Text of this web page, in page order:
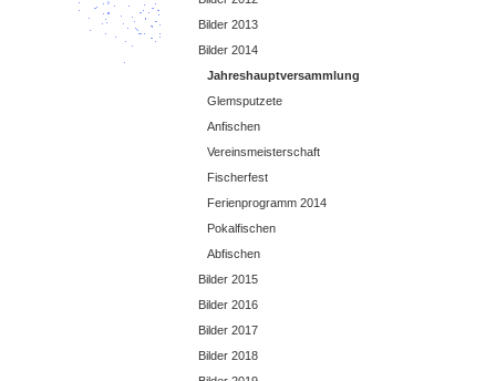
Bilder 2013
Bilder 2014
Jahreshauptversammlung
Glemsputzete
Anfischen
Vereinsmeisterschaft
Fischerfest
Ferienprogramm 2014
Pokalfischen
Abfischen
Bilder 2015
Bilder 2016
Bilder 2017
Bilder 2018